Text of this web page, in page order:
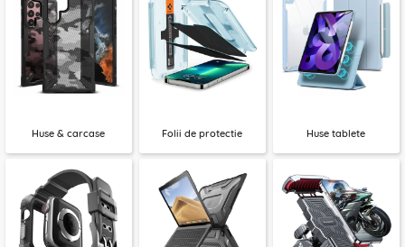
Huse & carcase Folii de protectie Huse tablete